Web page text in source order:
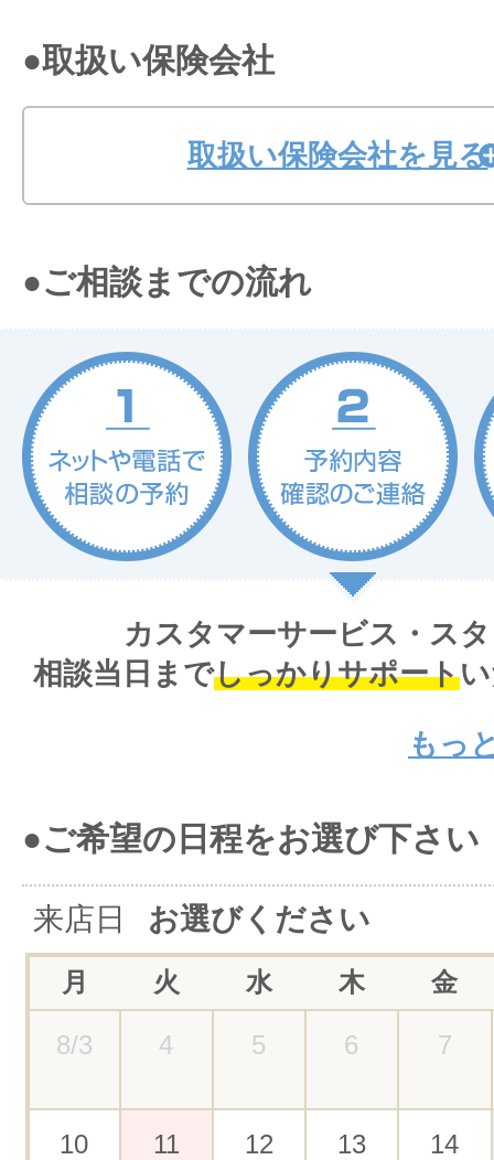
●取扱い保険会社
取扱い保険会社を見る
●ご相談までの流れ
カスタマーサービス・ス
相談当日までしっかりサポート
もっ
●ご希望の日程をお選び下さい
来店日 お選びください
月 火 水 木 金
8/3 4 5 6 7
10 11 12 13 14